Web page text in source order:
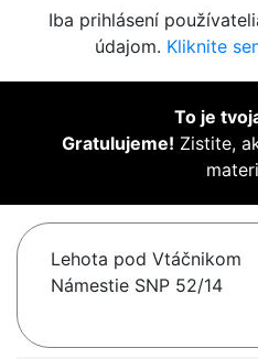
Iba prihlásení
údajom. Kliknite
To je
Gratulujeme! Zistite,
Lehota pod Vtáčnikom
Námestie SNP 52/14